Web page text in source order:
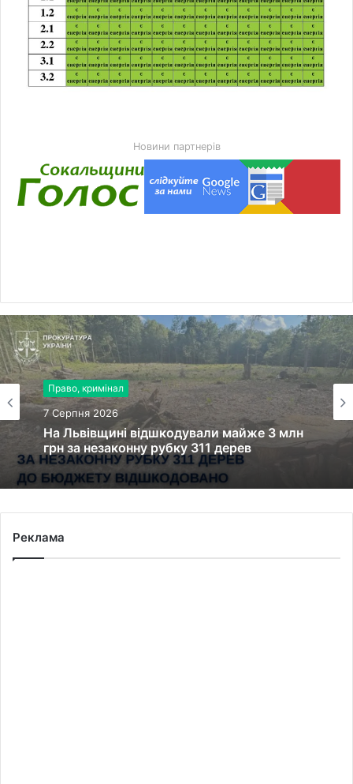
Новини партнерів
Право, кримінал
7 Серпня 2026
На Львівщині відшкодували майже 3 млн
грн за незаконну рубку 311 дерев
Реклама